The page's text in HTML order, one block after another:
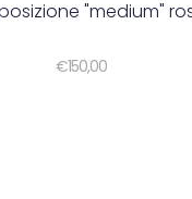
"medium"
€150,00